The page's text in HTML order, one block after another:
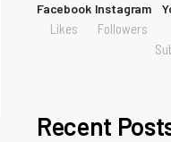
Facebook
Likes
Instagram
Followers
Recent